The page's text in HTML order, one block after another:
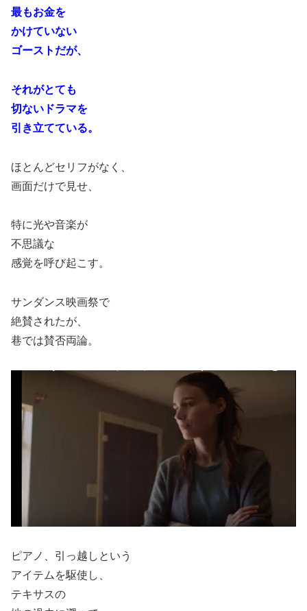
最もお金を
かけていない
ゴーストだが、
それがとても
切ないドラマを
引き立てている。
ほとんどセリフがなく、
画面だけで見せ、
特に光や音楽が
不思議な
感覚を呼び起こす。
サンダンス映画祭で
絶賛されたが、
巷では賛否両論。
ピアノ、引っ越しという
アイテムを駆使し、
テキサスの